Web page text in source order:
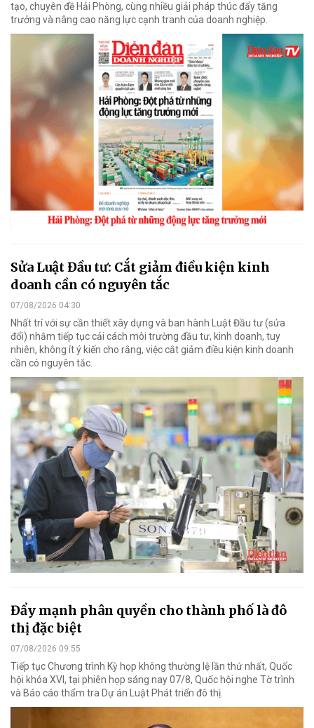
tạo, chuyên đề Hải Phòng, cùng nhiều giải pháp thúc đẩy tăng
trưởng và nâng cao năng lực cạnh tranh của doanh nghiệp.
Sửa Luật Đầu tư: Cắt giảm điều kiện kinh
doanh cần có nguyên tắc
07/08/2026 04:30
Nhất trí với sự cần thiết xây dựng và ban hành Luật Đầu tư (sửa
đổi) nhằm tiếp tục cải cách môi trường đầu tư, kinh doanh, tuy
nhiên, không ít ý kiến cho rằng, việc cắt giảm điều kiện kinh doanh
cần có nguyên tắc.
Đẩy mạnh phân quyền cho thành phố là đô
thị đặc biệt
07/08/2026 09:55
Tiếp tục Chương trình Kỳ họp không thường lệ lần thứ nhất, Quốc
hội khóa XVI, tại phiên họp sáng nay 07/8, Quốc hội nghe Tờ trình
và Báo cáo thẩm tra Dự án Luật Phát triển đô thị.